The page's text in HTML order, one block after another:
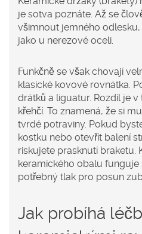
je sotva poznáte. Až se
všimnout jemného odlesku,
jako u nerezové oceli.
Funkčně se však chovají
klasické kovové rovnátka.
drátků a liguatur. Rozdíl je
křehčí. To znamená, že si
tvrdé potraviny. Pokud
kostku nebo otevřít balení
riskujete prasknutí braketu.
keramického obalu
potřebný tlak pro posun
Jak probíhá